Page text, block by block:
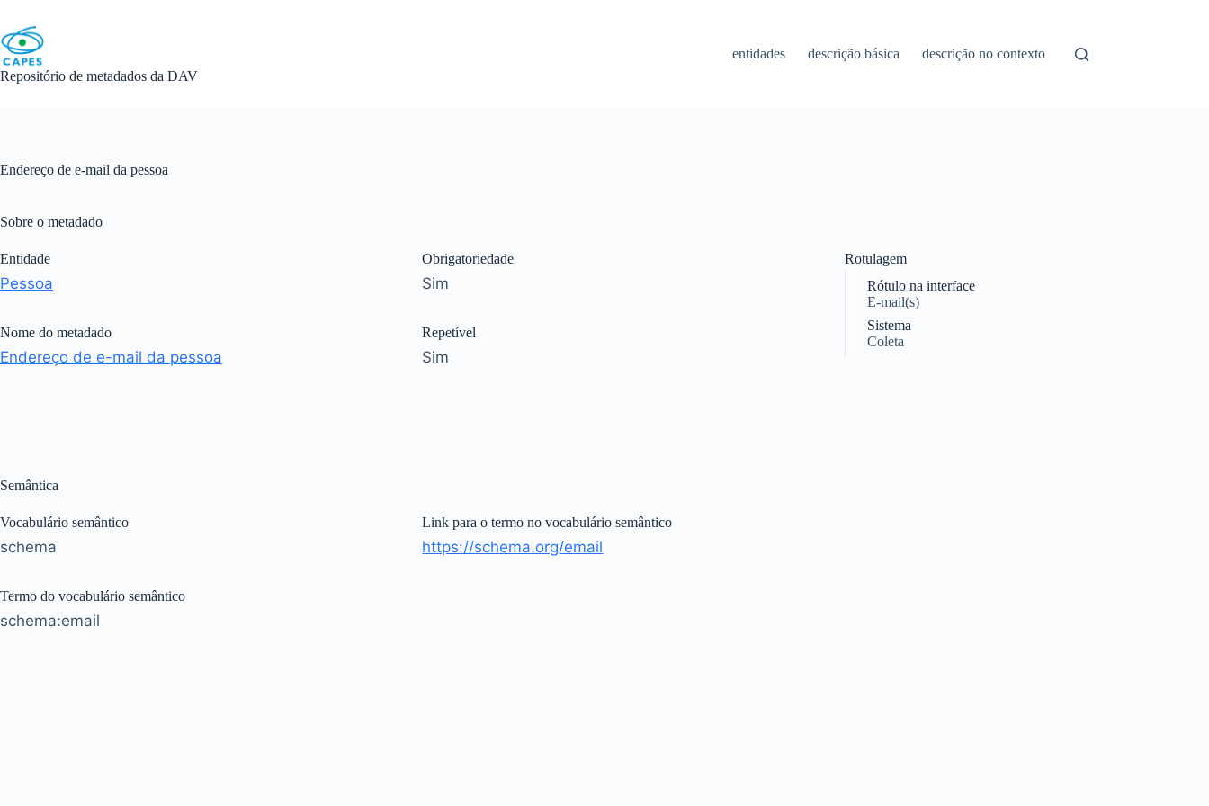
content
Repositório de metadados da DAV
entidades descrição básica descrição no contexto
Endereço de e-mail da pessoa
Sobre o metadado
Entidade
Pessoa
Nome do metadado
Endereço de e-mail da pessoa
Obrigatoriedade
Sim
Repetível
Sim
Rotulagem
Rótulo na interface
E-mail(s)
Sistema
Coleta
Semântica
Vocabulário semântico
schema
Termo do vocabulário semântico
schema:email
Link para o termo no vocabulário semântico
https://schema.org/email